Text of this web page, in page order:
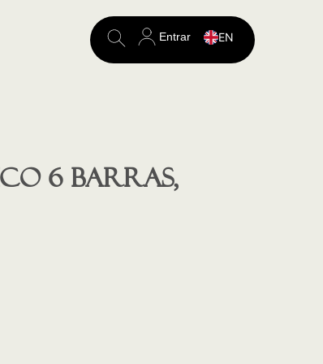
Search
Entrar EN
6 barras,